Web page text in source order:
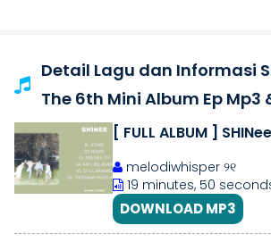
Detail Lagu dan Informasi
The 6th Mini Album Ep Mp3
[ FULL ALBUM ]
melodiwhisper ୨୧
19 minutes, 50
DOWNLOAD MP3